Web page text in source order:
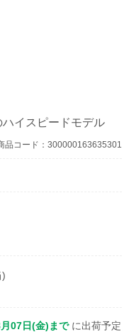
イスピードモデル
品コード：300000163635301
)
07日(金)まで に出荷予定